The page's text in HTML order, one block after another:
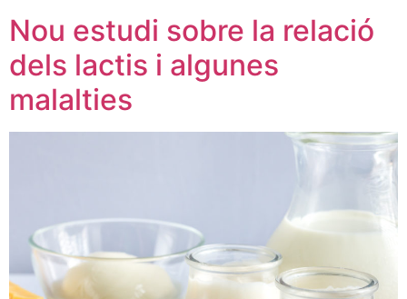
Nou estudi sobre la relació
dels lactis i algunes
malalties